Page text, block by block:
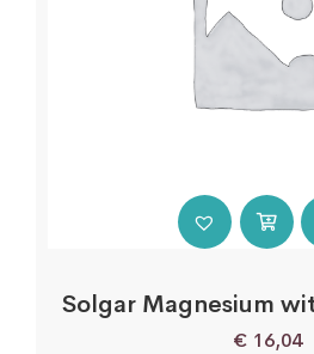
Solgar Magnesium
€ 16,04